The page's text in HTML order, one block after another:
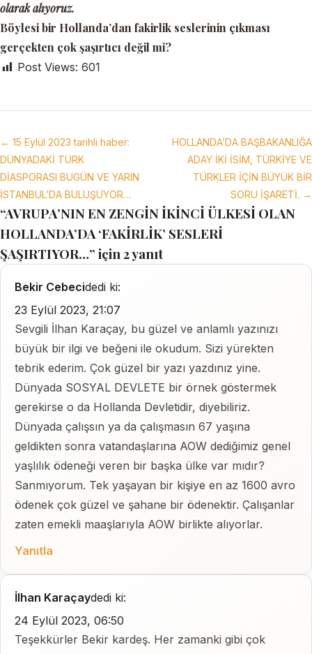
olarak alıyoruz.
Böylesi bir Hollanda’dan fakirlik seslerinin çıkması
gerçekten çok şaşırtıcı değil mi?
Post Views: 601
← 15 Eylül 2023 tarihli haber:
DÜNYADAKİ TÜRK
DİASPORASI BUGÜN VE YARIN
İSTANBUL’DA BULUŞUYOR…
HOLLANDA’DA BAŞBAKANLIĞA
ADAY İKİ İSİM, TÜRKİYE VE
TÜRKLER İÇİN BÜYÜK BİR
SORU İŞARETİ. →
“AVRUPA’NIN EN ZENGİN İKİNCİ ÜLKESİ OLAN
HOLLANDA’DA ‘FAKİRLİK’ SESLERİ
ŞAŞIRTIYOR…” için 2 yanıt
Bekir Cebecidedi ki:
23 Eylül 2023, 21:07
Sevgili İlhan Karaçay, bu güzel ve anlamlı yazınızı
büyük bir ilgi ve beğeni ile okudum. Sizi yürekten
tebrik ederim. Çok güzel bir yazı yazdınız yine.
Dünyada SOSYAL DEVLETE bir örnek göstermek
gerekirse o da Hollanda Devletidir, diyebiliriz.
Dünyada çalışsın ya da çalışmasın 67 yaşına
geldikten sonra vatandaşlarına AOW dediğimiz genel
yaşlılık ödeneği veren bir başka ülke var mıdır?
Sanmıyorum. Tek yaşayan bir kişiye en az 1600 avro
ödenek çok güzel ve şahane bir ödenektir. Çalışanlar
zaten emekli maaşlarıyla AOW birlikte alıyorlar.
Yanıtla
İlhan Karaçaydedi ki:
24 Eylül 2023, 06:50
Teşekkürler Bekir kardeş. Her zamanki gibi çok